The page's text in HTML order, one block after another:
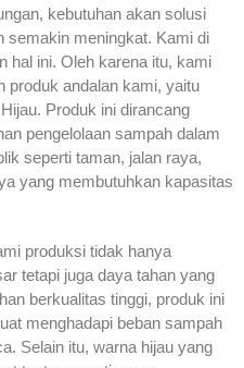
kebutuhan akan solusi
semakin meningkat. Kami di
hal ini. Oleh karena itu, kami
produk andalan kami, yaitu
Produk ini dirancang
pengelolaan sampah dalam
seperti taman, jalan raya,
yang membutuhkan kapasitas
produksi tidak hanya
tetapi juga daya tahan yang
berkualitas tinggi, produk ini
menghadapi beban sampah
Selain itu, warna hijau yang